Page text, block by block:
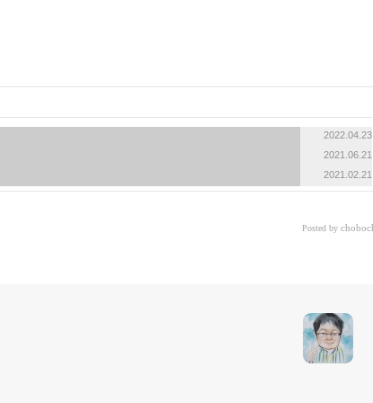
2022.04.23
2021.06.21
2021.02.21
Posted by